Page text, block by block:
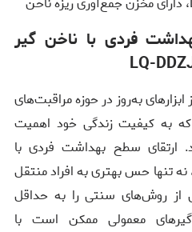
فردی با ناخن گیر
به‌روز در حوزه مراقبت‌های
که به کیفیت زندگی خود اهمیت
ارتقای سطح بهداشت فردی با
نه تنها حس بهتری به افراد منتقل
از روش‌های سنتی را به حداقل
معمولی ممکن است با